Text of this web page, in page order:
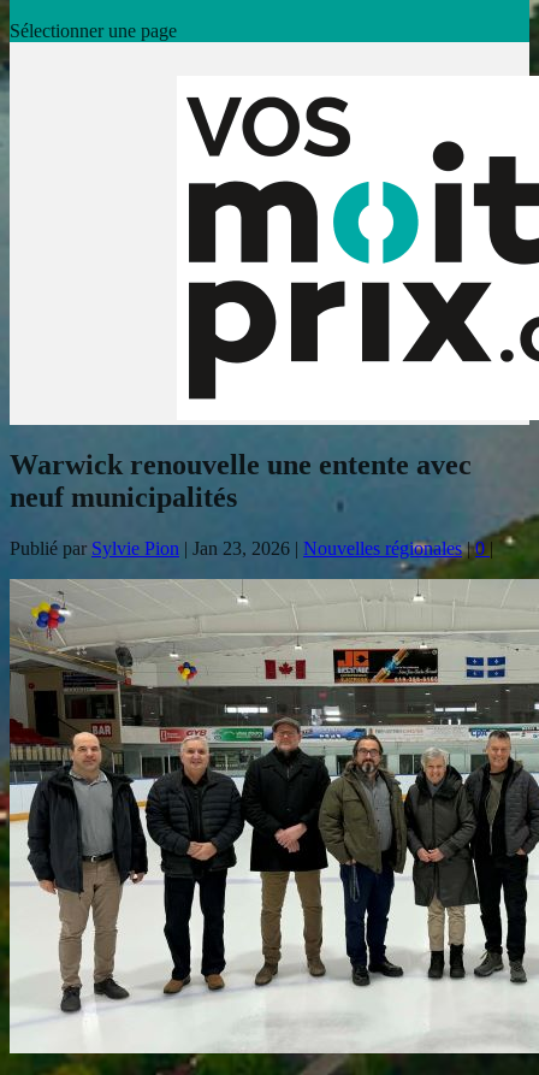
Sélectionner une page
Warwick renouvelle une entente avec
neuf municipalités
Publié par Sylvie Pion | Jan 23, 2026 | Nouvelles régionales|0 |